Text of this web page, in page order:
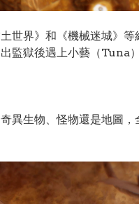
土世界》和《機械迷城》
監獄後遇上小藝（Tuna
異生物、怪物還是地圖